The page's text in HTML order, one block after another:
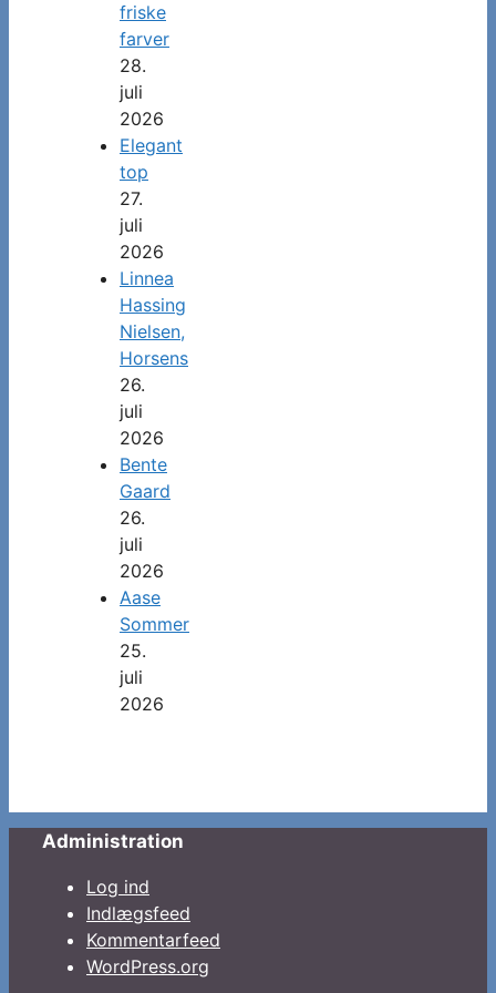
friske
farver
28.
juli
2026
Elegant
top
27.
juli
2026
Linnea
Hassing
Nielsen,
Horsens
26.
juli
2026
Bente
Gaard
26.
juli
2026
Aase
Sommer
25.
juli
2026
Administration
Log ind
Indlægsfeed
Kommentarfeed
WordPress.org